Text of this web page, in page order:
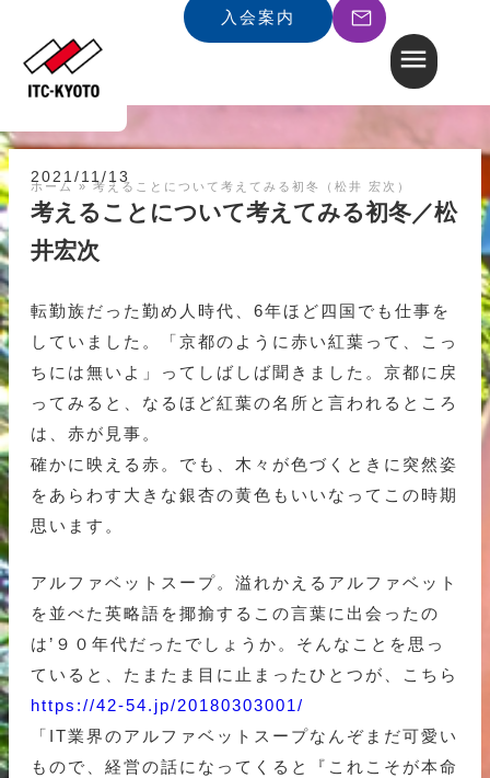
入会案内
ホーム »考えることについて考えてみる初冬（松井 宏次）
2021/11/13
考えることについて考えてみる初冬／松
井宏次
転勤族だった勤め人時代、6年ほど四国でも仕事を
していました。「京都のように赤い紅葉って、こっ
ちには無いよ」ってしばしば聞きました。京都に戻
ってみると、なるほど紅葉の名所と言われるところ
は、赤が見事。
確かに映える赤。でも、木々が色づくときに突然姿
をあらわす大きな銀杏の黄色もいいなってこの時期
思います。
アルファベットスープ。溢れかえるアルファベット
を並べた英略語を揶揄するこの言葉に出会ったの
は’９０年代だったでしょうか。そんなことを思っ
ていると、たまたま目に止まったひとつが、こちら
https://42-54.jp/20180303001/
「IT業界のアルファベットスープなんぞまだ可愛い
もので、経営の話になってくると『これこそが本命